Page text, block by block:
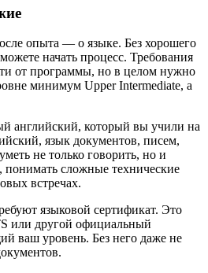
опыта — о языке. Без хорошего
начать процесс. Требования
от программы, но в целом нужно
минимум Upper Intermediate, а
английский, который вы учили на
язык документов, писем,
не только говорить, но и
понимать сложные технические
встречах.
языковой сертификат. Это
или другой официальный
ваш уровень. Без него даже не